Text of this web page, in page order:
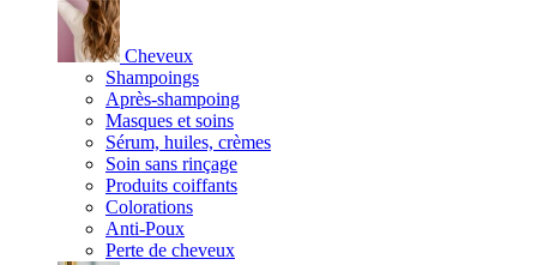
Cheveux
Shampoings
Après-shampoing
Masques et soins
Sérum, huiles, crèmes
Soin sans rinçage
Produits coiffants
Colorations
Anti-Poux
Perte de cheveux